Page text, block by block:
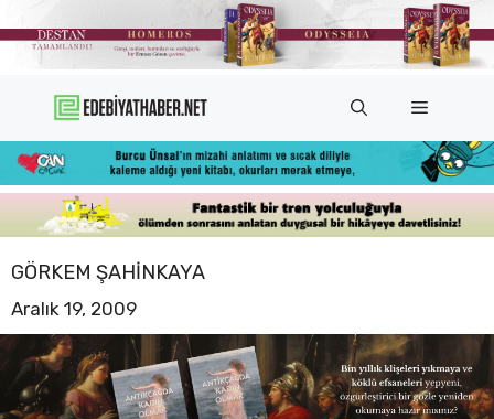
atla
Menü
GÖRKEM ŞAHINKAYA
Aralık 19, 2009